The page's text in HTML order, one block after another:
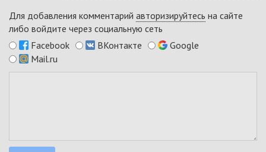
Для добавления комментарий авторизируйтесь на сайте
либо войдите через социальную сеть
Facebook
ВКонтакте
Google
Mail.ru